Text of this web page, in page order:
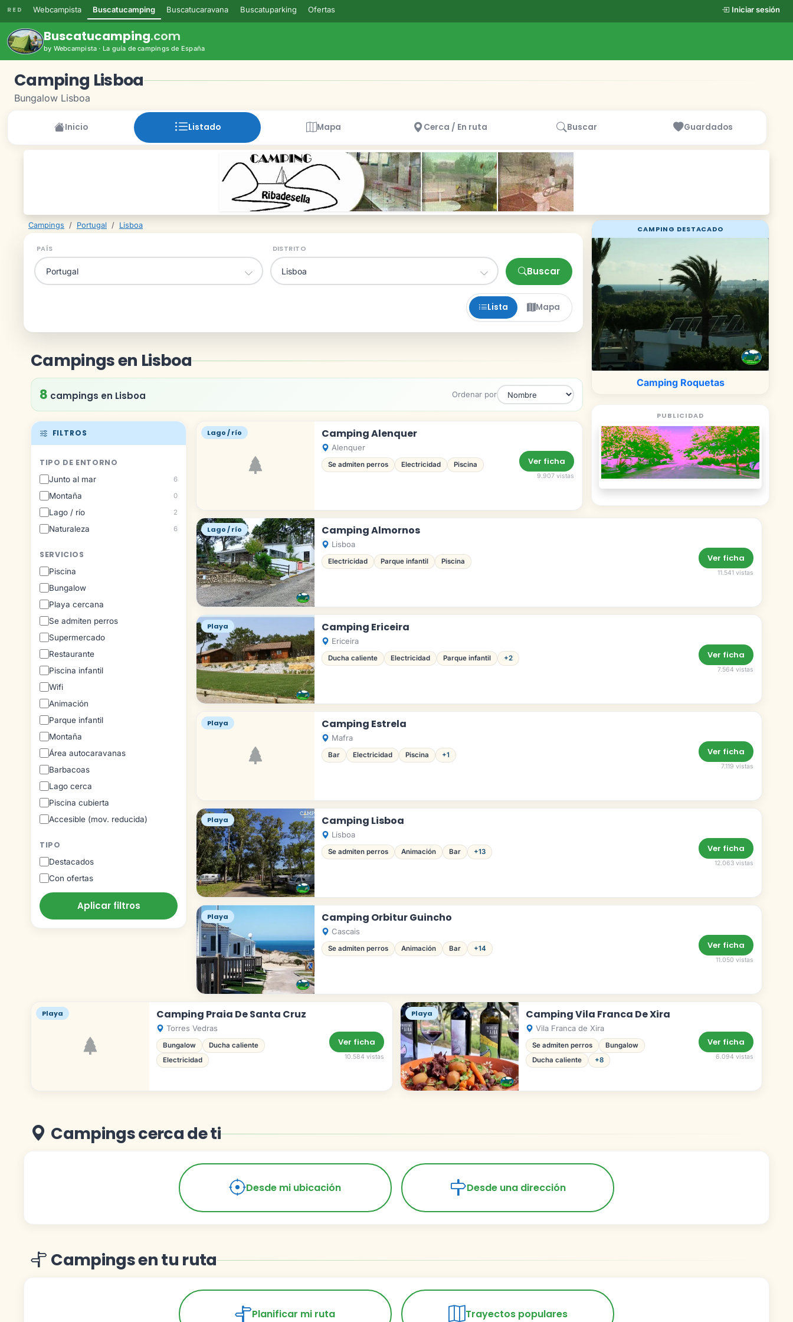
RED Webcampista Buscatucamping Buscatucaravana Buscatuparking Ofertas Iniciar sesión
Buscatucamping.com
by Webcampista · La guía de campings de España
Camping Lisboa
Bungalow Lisboa
Inicio Listado Mapa Cerca / En ruta Buscar Guardados
CAMPING DESTACADO
Camping Roquetas
PUBLICIDAD
Campings / Portugal / Lisboa
PAÍS DISTRITO
Buscar
Lista Mapa
Campings en Lisboa
8 campings en Lisboa Ordenar por
FILTROS
TIPO DE ENTORNO
Junto al mar 6
Montaña 0
Lago / río 2
Naturaleza 6
SERVICIOS
Piscina
Bungalow
Playa cercana
Se admiten perros
Supermercado
Restaurante
Piscina infantil
Wifi
Animación
Parque infantil
Montaña
Área autocaravanas
Barbacoas
Lago cerca
Piscina cubierta
Accesible (mov. reducida)
TIPO
Destacados
Con ofertas
Aplicar filtros
Lago / río Camping Alenquer
Alenquer
Se admiten perros Electricidad Piscina Ver ficha
9.907 vistas
Lago / río Camping Almornos
Lisboa
Electricidad Parque infantil Piscina Ver ficha
11.541 vistas
Playa Camping Ericeira
Ericeira
Ducha caliente Electricidad Parque infantil +2 Ver ficha
7.564 vistas
Playa Camping Estrela
Mafra
Bar Electricidad Piscina +1 Ver ficha
7.119 vistas
Playa Camping Lisboa
Lisboa
Se admiten perros Animación Bar +13 Ver ficha
12.063 vistas
Playa Camping Orbitur Guincho
Cascais
Se admiten perros Animación Bar +14 Ver ficha
11.050 vistas
Playa Camping Praia De Santa Cruz
Torres Vedras
Bungalow
Ducha caliente
Electricidad
Ver ficha
10.584 vistas
Playa Camping Vila Franca De Xira
Vila Franca de Xira
Se admiten perros
Bungalow
Ducha caliente
+8
Ver ficha
6.094 vistas
Campings cerca de ti
Desde mi ubicación Desde una dirección
Campings en tu ruta
Planificar mi ruta Trayectos populares